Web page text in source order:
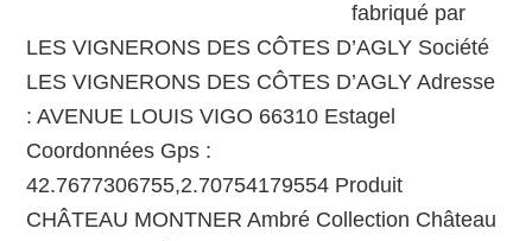
fabriqué par
LES VIGNERONS DES CÔTES D’AGLY Société
LES VIGNERONS DES CÔTES D’AGLY Adresse
: AVENUE LOUIS VIGO 66310 Estagel
Coordonnées Gps :
42.7677306755,2.70754179554 Produit
CHÂTEAU MONTNER Ambré Collection Château